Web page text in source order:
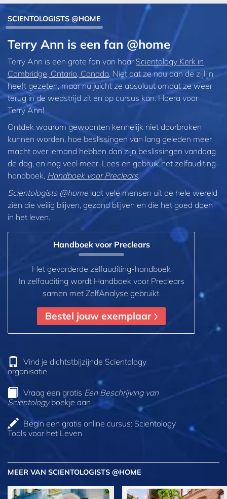
SCIENTOLOGISTS @HOME
Terry Ann is een fan @home
Terry Ann is een grote fan van haar Scientology Kerk in
Cambridge, Ontario, Canada. Niet dat ze nou aan de zijlijn
heeft gezeten, maar nu juicht ze absoluut omdat ze weer
terug in de wedstrijd zit en op cursus kan. Hoera voor
Terry Ann!
Ontdek waarom gewoonten kennelijk niet doorbroken
kunnen worden, hoe beslissingen van lang geleden meer
macht over iemand hebben dan zijn beslissingen vandaag
de dag, en nog veel meer. Lees en gebruik het zelfauditing­
handboek, Handboek voor Preclears.
Scientologists @home laat vele mensen uit de hele wereld
zien die veilig blijven, gezond blijven en die het goed doen
in het leven.
Handboek voor Preclears
Het gevorderde zelfauditing-handboek
In zelfauditing wordt Handboek voor Preclears
samen met ZelfAnalyse gebruikt.
Bestel jouw exemplaar
Vind je dichtstbijzijnde Scientology
organisatie
Vraag een gratis Een Beschrijving van
Scientologyboekje aan
Begin een gratis online cursus: Scientology
Tools voor het Leven
MEER VAN SCIENTOLOGISTS @HOME